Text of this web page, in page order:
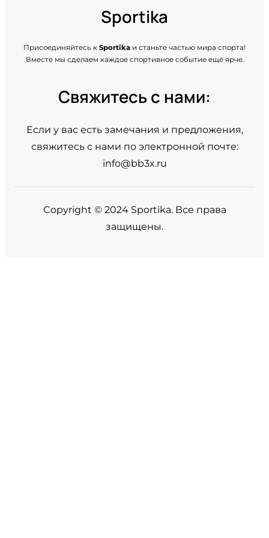
Sportika
Присоединяйтесь к Sportika и станьте частью мира спорта!
Вместе мы сделаем каждое спортивное событие ещё ярче.
Свяжитесь с нами:
Если у вас есть замечания и предложения,
свяжитесь с нами по электронной почте:
info@bb3x.ru
Copyright © 2024 Sportika. Все права
защищены.